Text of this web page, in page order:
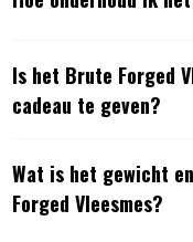
Is het Brute Forged
cadeau te geven?
Wat is het gewicht
Forged Vleesmes?